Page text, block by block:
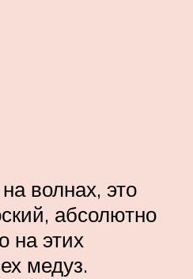
волнах, это
абсолютно
на этих
медуз.